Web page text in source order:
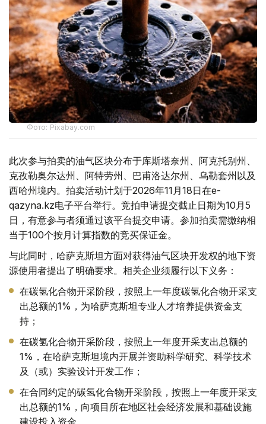
Фото: Pixabay.com
此次参与拍卖的油气区块分布于库斯塔奈州、阿克托别州、
克孜勒奥尔达州、阿特劳州、巴甫洛达尔州、乌勒套州以及
西哈州境内。拍卖活动计划于2026年11月18日在e-
qazyna.kz电子平台举行。竞拍申请提交截止日期为10月5
日，有意参与者须通过该平台提交申请。参加拍卖需缴纳相
当于100个按月计算指数的竞买保证金。
与此同时，哈萨克斯坦方面对获得油气区块开发权的地下资
源使用者提出了明确要求。相关企业须履行以下义务：
在碳氢化合物开采阶段，按照上一年度碳氢化合物开采支
出总额的1%，为哈萨克斯坦专业人才培养提供资金支
持；
在碳氢化合物开采阶段，按照上一年度开采支出总额的
1%，在哈萨克斯坦境内开展并资助科学研究、科学技术
及（或）实验设计开发工作；
在合同约定的碳氢化合物开采阶段，按照上一年度开采支
出总额的1%，向项目所在地区社会经济发展和基础设施
建设投入资金。